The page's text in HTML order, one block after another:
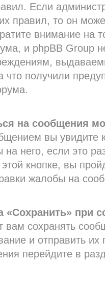
Если
правил, то он
внимание на
и phpBB Group
что получили
на сообщения
вы увидите
на него, если это
кнопке, вы
жалобы на
«Сохранить» при
вам сохранять
и отправить их
перейдите в